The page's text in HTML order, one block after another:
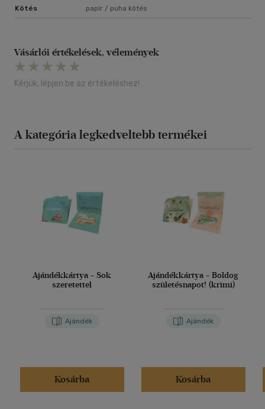
Kötés papír / puha kötés
Vásárlói értékelések, vélemények
Kérjük, lépjen be az értékeléshez!
A kategória legkedveltebb termékei
Ajándékkártya - Sok
szeretettel
Ajándék
Kosárba
Ajándékkártya - Boldog
születésnapot! (krimi)
Ajándék
Kosárba